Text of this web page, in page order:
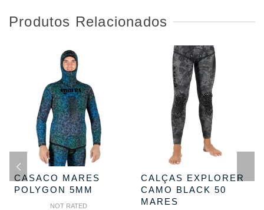
Produtos Relacionados
CASACO MARES
POLYGON 5MM
NOT RATED
CALÇAS EXPLORER
CAMO BLACK 50
MARES